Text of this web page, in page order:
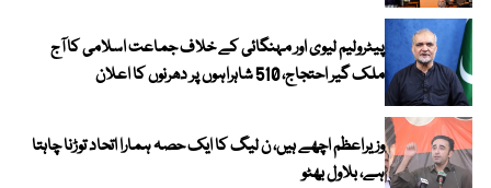
پیٹرولیم لیوی اور مہنگائی کے خلاف جماعت اسلامی کا آج
ملک گیر احتجاج، 510 شاہراہوں پر دھرنوں کا اعلان
وزیراعظم اچھے ہیں، ن لیگ کا ایک حصہ ہمارا اتحاد توڑنا چاہتا
ہے، بلاول بھٹو